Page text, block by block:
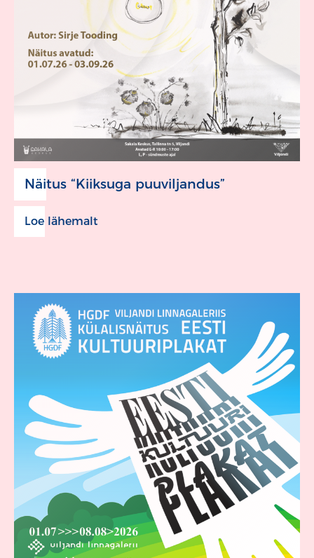
Näitus “Kiiksuga puuviljandus”
Loe lähemalt